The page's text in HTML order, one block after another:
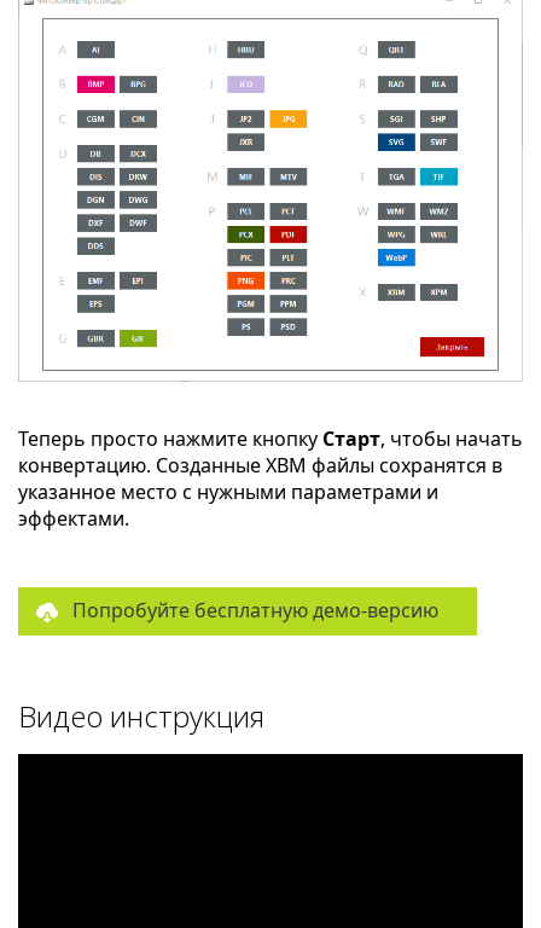
Теперь просто нажмите кнопку Старт, чтобы начать
конвертацию. Созданные XBM файлы сохранятся в
указанное место с нужными параметрами и
эффектами.
Попробуйте бесплатную демо-версию
Видео инструкция